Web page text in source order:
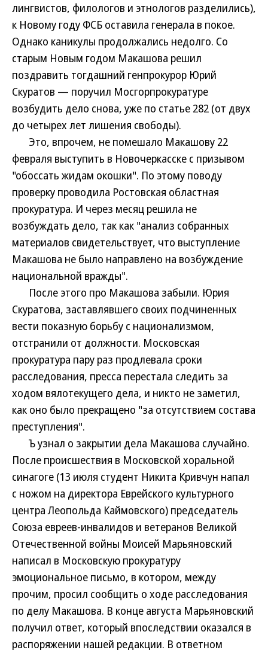
лингвистов, филологов и этнологов разделились),
к Новому году ФСБ оставила генерала в покое.
Однако каникулы продолжались недолго. Со
старым Новым годом Макашова решил
поздравить тогдашний генпрокурор Юрий
Скуратов — поручил Мосгорпрокуратуре
возбудить дело снова, уже по статье 282 (от двух
до четырех лет лишения свободы).
Это, впрочем, не помешало Макашову 22
февраля выступить в Новочеркасске с призывом
"обоссать жидам окошки". По этому поводу
проверку проводила Ростовская областная
прокуратура. И через месяц решила не
возбуждать дело, так как "анализ собранных
материалов свидетельствует, что выступление
Макашова не было направлено на возбуждение
национальной вражды".
После этого про Макашова забыли. Юрия
Скуратова, заставлявшего своих подчиненных
вести показную борьбу с национализмом,
отстранили от должности. Московская
прокуратура пару раз продлевала сроки
расследования, пресса перестала следить за
ходом вялотекущего дела, и никто не заметил,
как оно было прекращено "за отсутствием состава
преступления".
Ъ узнал о закрытии дела Макашова случайно.
После происшествия в Московской хоральной
синагоге (13 июля студент Никита Кривчун напал
с ножом на директора Еврейского культурного
центра Леопольда Каймовского) председатель
Союза евреев-инвалидов и ветеранов Великой
Отечественной войны Моисей Марьяновский
написал в Московскую прокуратуру
эмоциональное письмо, в котором, между
прочим, просил сообщить о ходе расследования
по делу Макашова. В конце августа Марьяновский
получил ответ, который впоследствии оказался в
распоряжении нашей редакции. В ответном